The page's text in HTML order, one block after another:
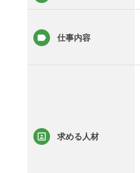
仕事内容
求める人材